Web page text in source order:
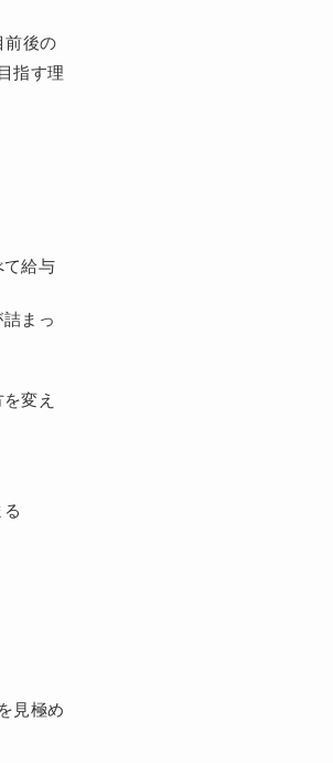
前後の
指す理
給与
まっ
変え
見極め